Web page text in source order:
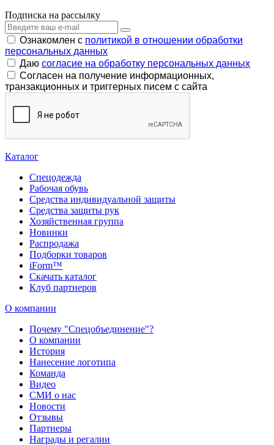
Подписка на рассылку
Ознакомлен с политикой в отношении обработки
персональных данных
Даю согласие на обработку персональных данных
Согласен на получение информационных,
транзакционных и триггерных писем с сайта
Каталог
Спецодежда
Рабочая обувь
Средства индивидуальной защиты
Средства защиты рук
Хозяйственная группа
Новинки
Распродажа
Подборки товаров
iForm™
Скачать каталог
Клуб партнеров
О компании
Почему "Спецобъединение"?
О компании
История
Нанесение логотипа
Команда
Видео
СМИ о нас
Новости
Отзывы
Партнеры
Награды и регалии